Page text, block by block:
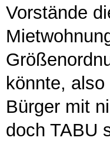
Vorstände
könnte,
Bürger mit
doch TABU